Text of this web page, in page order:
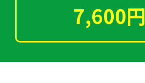
7,600円